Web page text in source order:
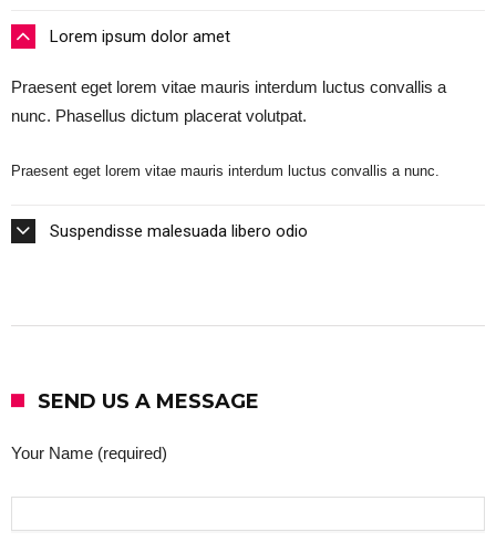
Lorem ipsum dolor amet
Praesent eget lorem vitae mauris interdum luctus convallis a
nunc. Phasellus dictum placerat volutpat.
Praesent eget lorem vitae mauris interdum luctus convallis a nunc.
Suspendisse malesuada libero odio
SEND US A MESSAGE
Your Name (required)